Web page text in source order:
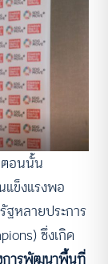
อนนั้น
ข็งแรงพอ
หลายประการ
ซึ่งเกิด
การพัฒนาพื้นที่